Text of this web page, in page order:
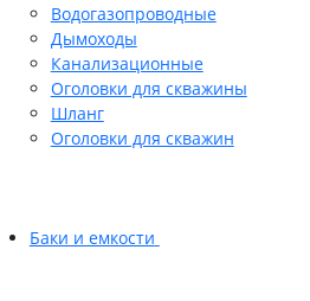
Водогазопроводные
Дымоходы
Канализационные
Оголовки для скважины
Шланг
Оголовки для скважин
Баки и емкости